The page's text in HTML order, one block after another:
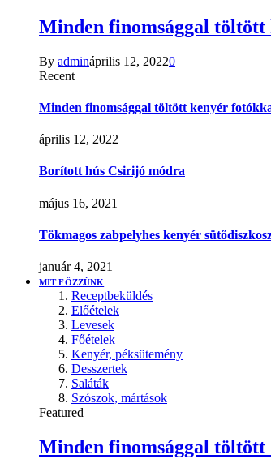
Minden finomsággal töltött
By admináprilis 12, 20220
Recent
Minden finomsággal töltött kenyér
április 12, 2022
Borított hús Csirijó módra
május 16, 2021
Tökmagos zabpelyhes kenyér
január 4, 2021
MIT FŐZZÜNK
Receptbeküldés
Előételek
Levesek
Főételek
Kenyér, péksütemény
Desszertek
Saláták
Szószok, mártások
Featured
Minden finomsággal töltött